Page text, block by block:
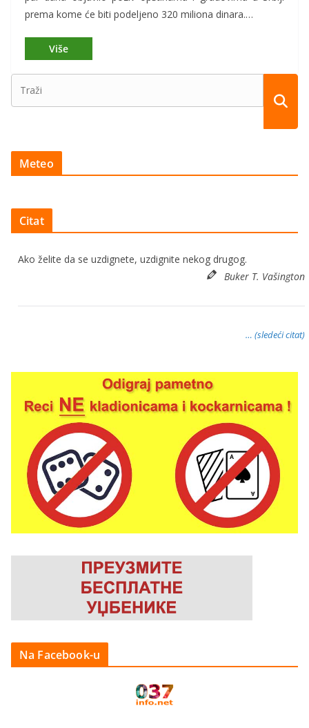
prema kome će biti podeljeno 320 miliona dinara.…
Meteo
Citat
Ako želite da se uzdignete, uzdignite nekog drugog.
Buker T. Vašington
… (sledeći citat)
Na Facebook-u